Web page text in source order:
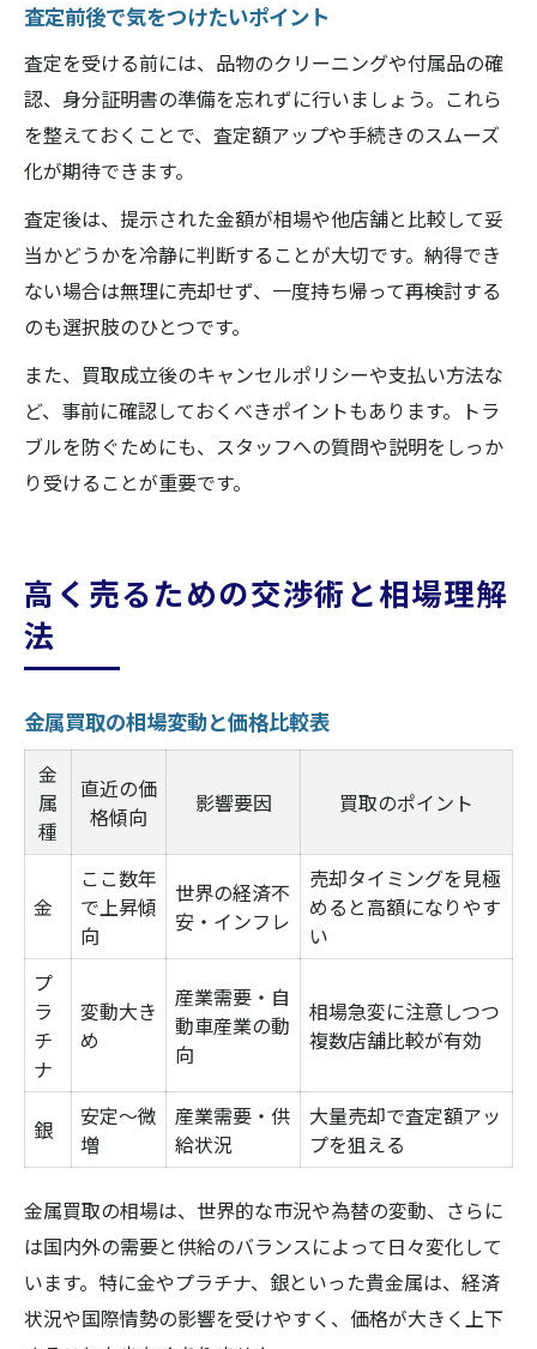
査定前後で気をつけたいポイント
査定を受ける前には、品物のクリーニングや付属品の確
認、身分証明書の準備を忘れずに行いましょう。これら
を整えておくことで、査定額アップや手続きのスムーズ
化が期待できます。
査定後は、提示された金額が相場や他店舗と比較して妥
当かどうかを冷静に判断することが大切です。納得でき
ない場合は無理に売却せず、一度持ち帰って再検討する
のも選択肢のひとつです。
また、買取成立後のキャンセルポリシーや支払い方法な
ど、事前に確認しておくべきポイントもあります。トラ
ブルを防ぐためにも、スタッフへの質問や説明をしっか
り受けることが重要です。
高く売るための交渉術と相場理解
法
金属買取の相場変動と価格比較表
金
属
種
直近の価
格傾向
影響要因 買取のポイント
金
ここ数年
で上昇傾
向
世界の経済不
安・インフレ
売却タイミングを見極
めると高額になりやす
い
プ
ラ
チ
ナ
変動大き
め
産業需要・自
動車産業の動
向
相場急変に注意しつつ
複数店舗比較が有効
銀
安定～微
増
産業需要・供
給状況
大量売却で査定額アッ
プを狙える
金属買取の相場は、世界的な市況や為替の変動、さらに
は国内外の需要と供給のバランスによって日々変化して
います。特に金やプラチナ、銀といった貴金属は、経済
状況や国際情勢の影響を受けやすく、価格が大きく上下